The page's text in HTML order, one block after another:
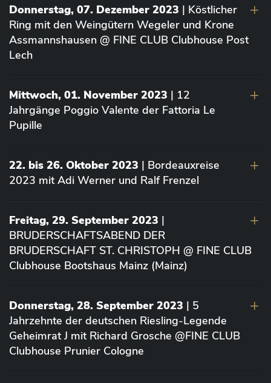
Donnerstag, 07. Dezember 2023 | Köstlicher
Ring mit den Weingütern Wegeler und Krone
Assmannshausen @ FINE CLUB Clubhouse Post
Lech
Mittwoch, 01. November 2023 | 12
Jahrgänge Poggio Valente der Fattoria Le
Pupille
22. bis 26. Oktober 2023 | Bordeauxreise
2023 mit Adi Werner und Ralf Frenzel
Freitag, 29. September 2023 |
BRUDERSCHAFTSABEND DER
BRUDERSCHAFT ST. CHRISTOPH @ FINE CLUB
Clubhouse Bootshaus Mainz (Mainz)
Donnerstag, 28. September 2023 | 5
Jahrzehnte der deutschen Riesling-Legende
Geheimrat J mit Richard Grosche @FINE CLUB
Clubhouse Prunier Cologne